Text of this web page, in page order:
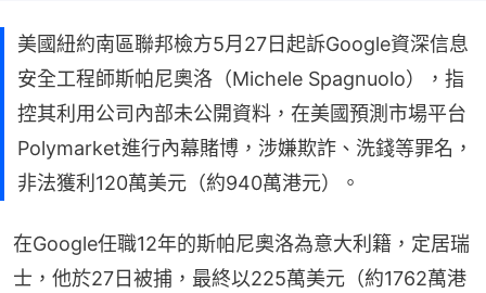
美國紐約南區聯邦檢方5月27日起訴Google資深信息
安全工程師斯帕尼奧洛（Michele Spagnuolo），指
控其利用公司內部未公開資料，在美國預測市場平台
Polymarket進行內幕賭博，涉嫌欺詐、洗錢等罪名，
非法獲利120萬美元（約940萬港元）。
在Google任職12年的斯帕尼奧洛為意大利籍，定居瑞
士，他於27日被捕，最終以225萬美元（約1762萬港